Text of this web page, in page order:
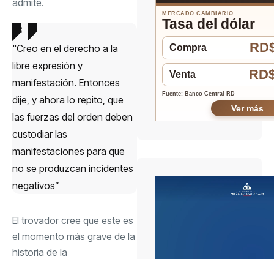
"Creo en el derecho a la
libre expresión y
manifestación. Entonces
dije, y ahora lo repito, que
las fuerzas del orden deben
custodiar las
manifestaciones para que
no se produzcan incidentes
negativos”
El trovador cree que este es
el momento más grave de la
historia de la
MERCADO CAMBIARIO
Tasa del dólar
Compra
Venta
Fuente: Banco Central RD
Ver más